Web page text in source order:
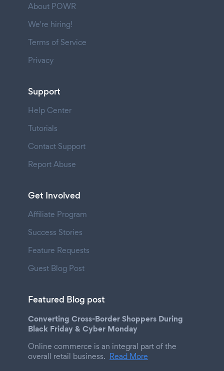
About POWR
We're hiring!
Terms of Service
Privacy
Support
Help Center
Tutorials
Contact Support
Report Abuse
Get Involved
Affiliate Program
Success Stories
Feature Requests
Guest Blog Post
Featured Blog post
Converting Cross-Border Shoppers During
Black Friday & Cyber Monday
Online commerce is an integral part of the
overall retail business. Read More